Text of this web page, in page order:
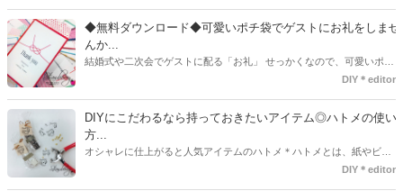
す。ダウンロードしたデザインを印刷する紙をこだわるプレ花嫁さん
も・・・♡紙質や柄などでガラッと印象が変わりますよね♪
◆無料ダウンロード◆可愛いポチ袋でゲストにお礼をしませ
んか...
結婚式や二次会でゲストに配る「お礼」 せっかくなので、可愛いポチ
袋で用意しませんか？今回の記事では無料でダウンロードできるデザ
ください。いつもStrawberryを読んで頂いているプレ花嫁さんのお手
伝いが少しでも出来れば嬉しいです♡
DIY＊editor
DIYにこだわるなら持っておきたいアイテム◎ハトメの使い
方...
オシャレに仕上がると人気アイテムのハトメ＊ハトメとは、紙やビニ
ールなどに開けた穴につける金具のことでサイズが幅広く揃っていま
DIY＊editor